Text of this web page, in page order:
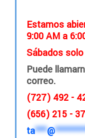
Estamos
9:00 AM a
Sábados
Puede
correo.
(727)
(656) 215 -
ta***@